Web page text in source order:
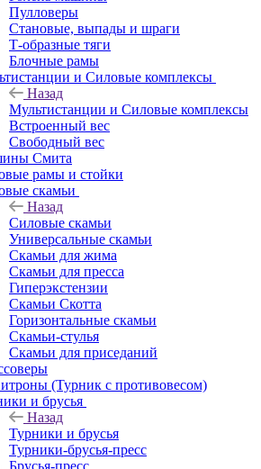
Пулловеры
Становые, выпады и шраги
Т-образные тяги
Блочные рамы
и Силовые комплексы
Назад
Мультистанции и Силовые комплексы
Встроенный вес
Свободный вес
Смита
рамы и стойки
скамьи
Назад
Силовые скамьи
Универсальные скамьи
Скамьи для жима
Скамьи для пресса
Гиперэкстензии
Скамьи Скотта
Горизонтальные скамьи
Скамьи-стулья
Скамьи для приседаний
(Турник с противовесом)
и брусья
Назад
Турники и брусья
Турники-брусья-пресс
Брусья-пресс